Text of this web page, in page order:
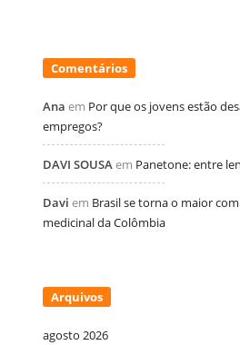
Comentários
Ana em Por que os jovens estão
empregos?
DAVI SOUSAem Panetone: entre
Davi em Brasil se torna o maior
medicinal da Colômbia
Arquivos
agosto 2026